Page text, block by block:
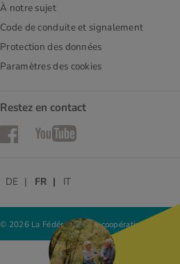
À notre sujet
Code de conduite et signalement
Protection des données
Paramètres des cookies
Restez en contact
FacebookYouTube
© 2026 La Fédération des coopératives Migros
DE FR IT